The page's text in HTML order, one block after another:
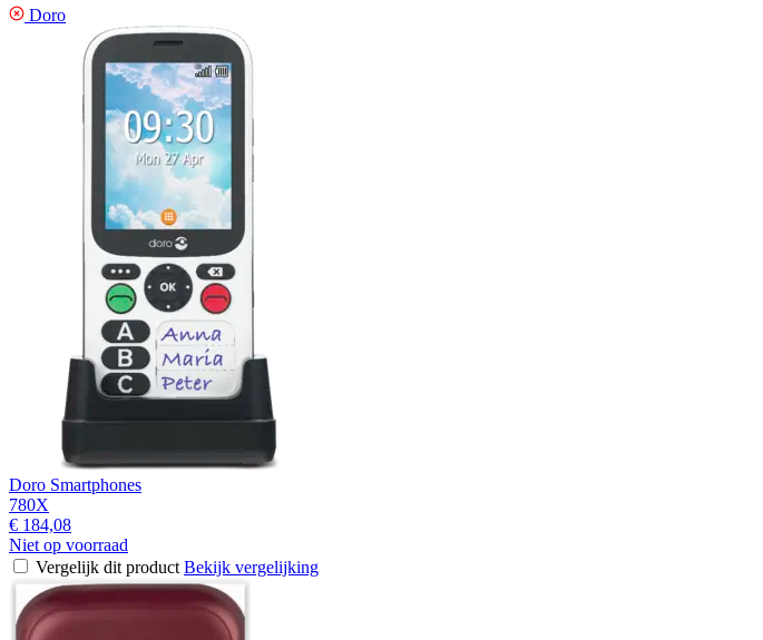
Doro
Doro Smartphones
780X
€ 184,08
Niet op voorraad
Vergelijk dit product Bekijk vergelijking